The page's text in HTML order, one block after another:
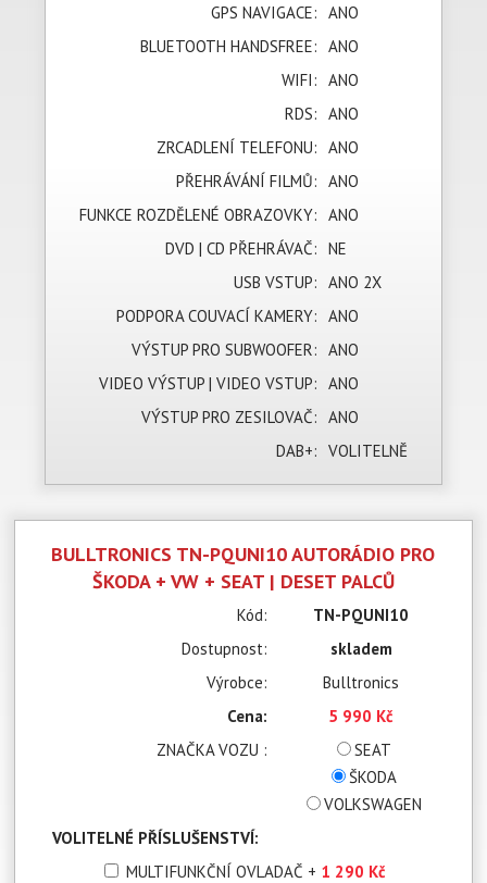
GPS NAVIGACE: ANO
BLUETOOTH HANDSFREE: ANO
WIFI: ANO
RDS: ANO
ZRCADLENÍ TELEFONU: ANO
PŘEHRÁVÁNÍ FILMŮ: ANO
FUNKCE ROZDĚLENÉ OBRAZOVKY: ANO
DVD | CD PŘEHRÁVAČ: NE
USB VSTUP: ANO 2X
PODPORA COUVACÍ KAMERY: ANO
VÝSTUP PRO SUBWOOFER: ANO
VIDEO VÝSTUP | VIDEO VSTUP: ANO
VÝSTUP PRO ZESILOVAČ: ANO
DAB+: VOLITELNĚ
BULLTRONICS TN-PQUNI10 AUTORÁDIO PRO
ŠKODA + VW + SEAT | DESET PALCŮ
Kód:
TN-PQUNI10
Dostupnost:
skladem
Výrobce:
Bulltronics
Cena:
5 990 Kč
ZNAČKA VOZU :
SEAT
ŠKODA
VOLKSWAGEN
VOLITELNÉ PŘÍSLUŠENSTVÍ:
MULTIFUNKČNÍ OVLADAČ + 1 290 Kč